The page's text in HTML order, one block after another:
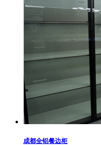
成都全铝餐边柜